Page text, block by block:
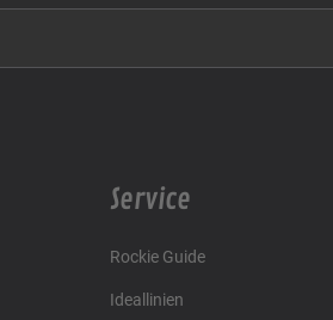
Service
Rockie Guide
Ideallinien